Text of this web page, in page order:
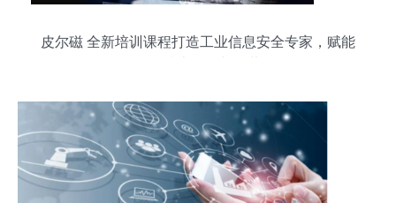
皮尔磁 全新培训课程打造工业信息安全专家，赋能